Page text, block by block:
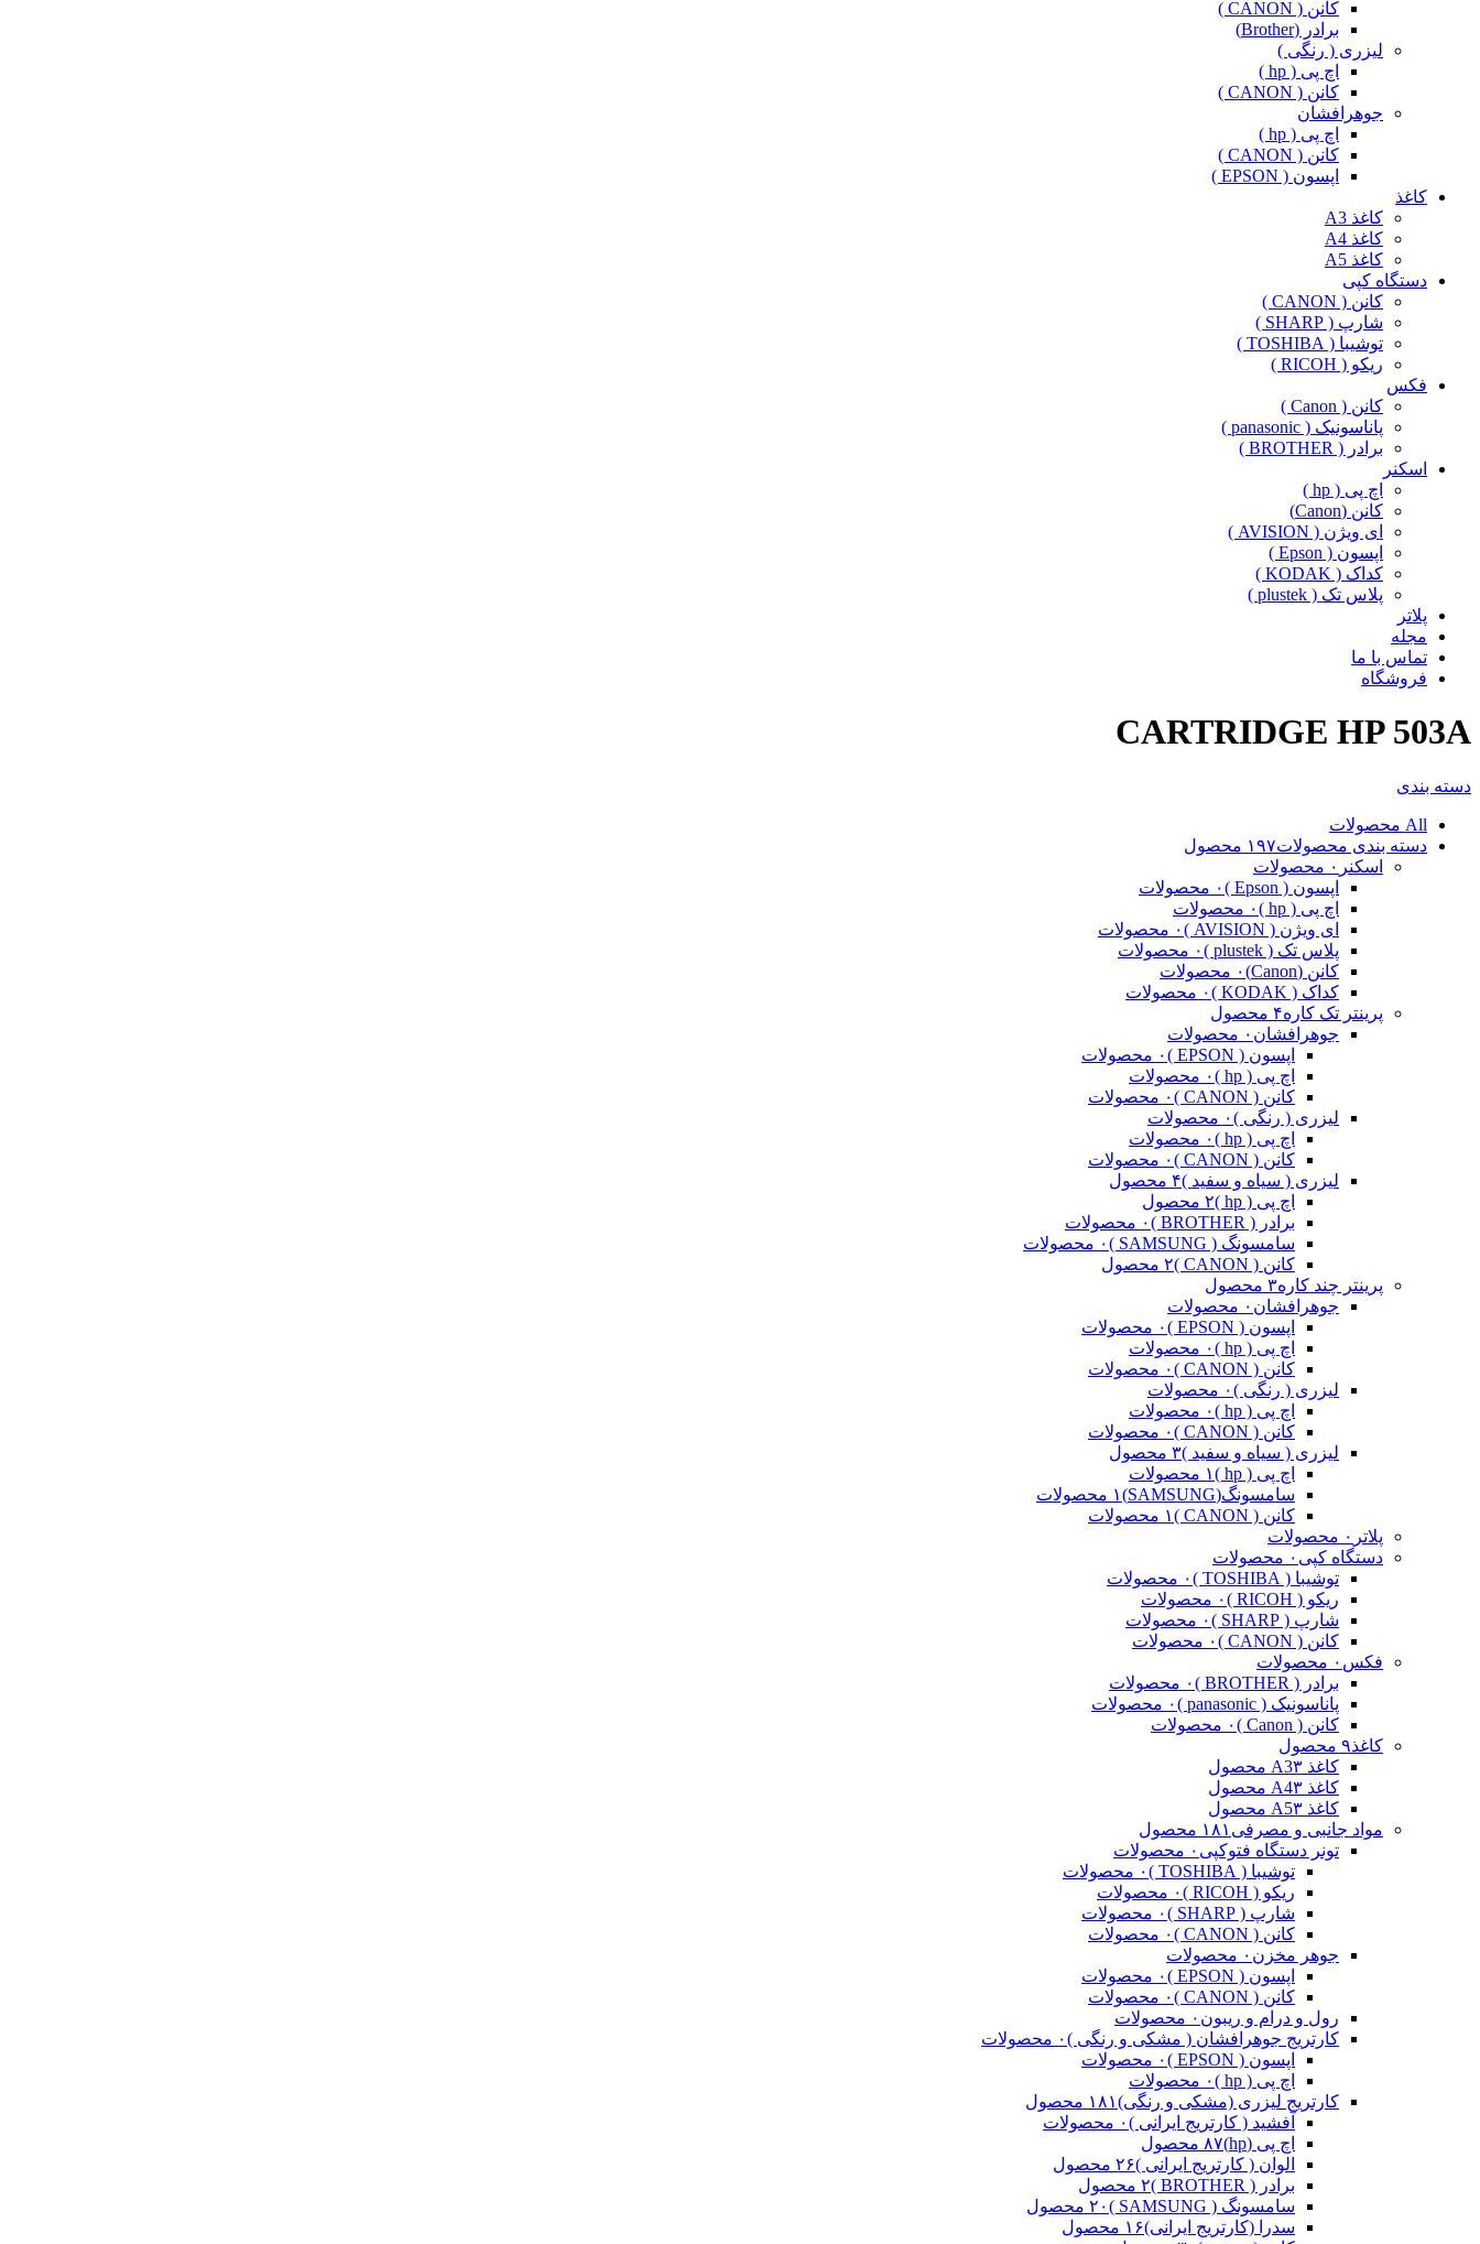
کانن ( CANON )
برادر (Brother)
لیزری ( رنگی )
اچ پی ( hp )
کانن ( CANON )
جوهرافشان
اچ پی ( hp )
کانن ( CANON )
اپسون ( EPSON )
کاغذ
کاغذ A3
کاغذ A4
کاغذ A5
دستگاه کپی
کانن ( CANON )
شارپ ( SHARP )
توشیبا ( TOSHIBA )
ریکو ( RICOH )
فکس
کانن ( Canon )
پاناسونیک ( panasonic )
برادر ( BROTHER )
اسکنر
اچ پی ( hp )
کانن (Canon)
ای ویژن ( AVISION )
اپسون ( Epson )
کداک ( KODAK )
پلاس تک ( plustek )
پلاتر
مجله
تماس با ما
فروشگاه
CARTRIDGE HP 503A
دسته بندی
All محصولات
دسته بندی محصولات۱۹۷ محصول
اسکنر ۰ محصولات
اپسون ( Epson )
۰ محصولات
اچ پی ( hp )
۰ محصولات
ای ویژن ( AVISION )
۰ محصولات
پلاس تک ( plustek )
۰ محصولات
کانن (Canon)
۰ محصولات
کداک ( KODAK )
۰ محصولات
پرینتر تک کاره۴ محصول
جوهرافشان ۰ محصولات
اپسون ( EPSON )
۰ محصولات
اچ پی ( hp )
۰ محصولات
کانن ( CANON )
۰ محصولات
لیزری ( رنگی )۰ محصولات
اچ پی ( hp )
۰ محصولات
کانن ( CANON )
۰ محصولات
لیزری ( سیاه و سفید )۴ محصول
اچ پی ( hp )
۲ محصول
برادر ( BROTHER )
۰ محصولات
سامسونگ ( SAMSUNG )
۰ محصولات
کانن ( CANON )
۲ محصول
پرینتر چند کاره۳ محصول
جوهرافشان ۰ محصولات
اپسون ( EPSON )
۰ محصولات
اچ پی ( hp )
۰ محصولات
کانن ( CANON )
۰ محصولات
لیزری ( رنگی )۰ محصولات
اچ پی ( hp )
۰ محصولات
کانن ( CANON )
۰ محصولات
لیزری ( سیاه و سفید )۳ محصول
اچ پی ( hp )
۱ محصولات
سامسونگ(SAMSUNG)
۱ محصولات
کانن ( CANON )
۱ محصولات
پلاتر ۰ محصولات
دستگاه کپی ۰ محصولات
توشیبا ( TOSHIBA )
۰ محصولات
ریکو ( RICOH )
۰ محصولات
شارپ ( SHARP )
۰ محصولات
کانن ( CANON )
۰ محصولات
فکس ۰ محصولات
برادر ( BROTHER )
۰ محصولات
پاناسونیک ( panasonic )
۰ محصولات
کانن ( Canon )
۰ محصولات
کاغذ۹ محصول
کاغذ A3 ۳ محصول
کاغذ A4 ۳ محصول
کاغذ A5 ۳ محصول
مواد جانبی و مصرفی ۱۸۱ محصول
تونر دستگاه فتوکپی ۰ محصولات
توشیبا ( TOSHIBA )
۰ محصولات
ریکو ( RICOH )
۰ محصولات
شارپ ( SHARP )
۰ محصولات
کانن ( CANON )
۰ محصولات
جوهر مخزن ۰ محصولات
اپسون ( EPSON )
۰ محصولات
کانن ( CANON )
۰ محصولات
رول و درام و ریبون ۰ محصولات
کارتریج جوهرافشان ( مشکی و رنگی )۰ محصولات
اپسون ( EPSON )
۰ محصولات
اچ پی ( hp )
۰ محصولات
کارتریج لیزری (مشکی و رنگی)۱۸۱ محصول
آفشید ( کارتریج ایرانی )۰ محصولات
اچ پی (hp)
۸۷ محصول
الوان ( کارتریج ایرانی )۲۶ محصول
برادر ( BROTHER )
۲ محصول
سامسونگ ( SAMSUNG )
۲۰ محصول
سدرا (کارتریج ایرانی)۱۶ محصول